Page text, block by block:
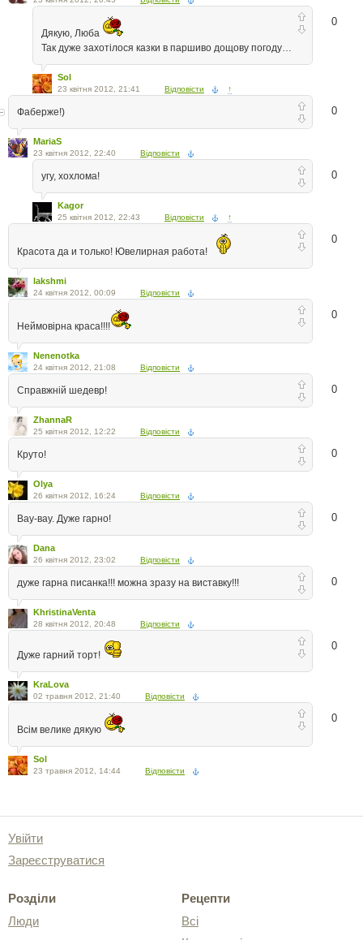
0
Дякую, Люба
Так дуже захотілося казки в паршиво дощову погоду…
Sol
23 квітня 2012, 21:41 Відповісти ↑
0
Фаберже!)
MariaS
23 квітня 2012, 22:40 Відповісти
0
угу, хохлома!
Kagor
25 квітня 2012, 22:43 Відповісти ↑
0
Красота да и только! Ювелирная работа!
lakshmi
24 квітня 2012, 00:09 Відповісти
0
Неймовірна краса!!!!
Nenenotka
24 квітня 2012, 21:08 Відповісти
0
Справжній шедевр!
ZhannaR
25 квітня 2012, 12:22 Відповісти
0
Круто!
Olya
26 квітня 2012, 16:24 Відповісти
0
Вау-вау. Дуже гарно!
Dana
26 квітня 2012, 23:02 Відповісти
0
дуже гарна писанка!!! можна зразу на виставку!!!
KhristinaVenta
28 квітня 2012, 20:48 Відповісти
0
Дуже гарний торт!
KraLova
02 травня 2012, 21:40 Відповісти
0
Всім велике дякую
Sol
23 травня 2012, 14:44 Відповісти
Увійти
Зареєструватися
Розділи
Люди
Рецепти
Всі